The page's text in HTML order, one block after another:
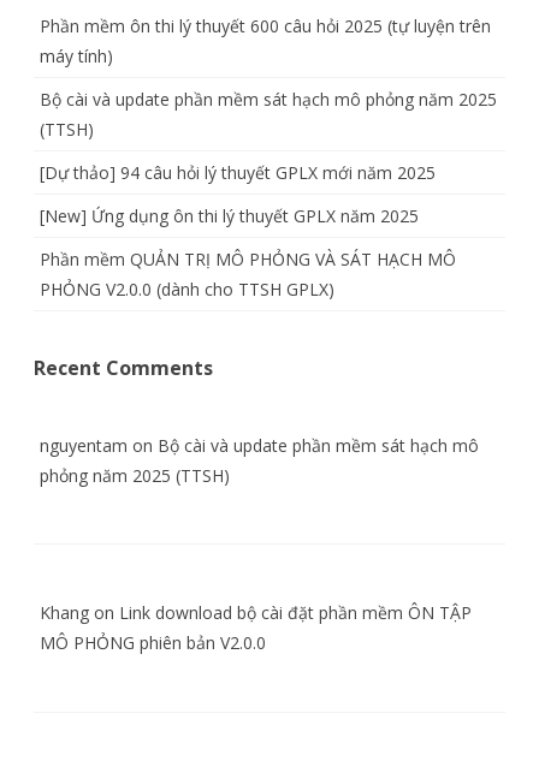
Phần mềm ôn thi lý thuyết 600 câu hỏi 2025 (tự luyện trên
máy tính)
Bộ cài và update phần mềm sát hạch mô phỏng năm 2025
(TTSH)
[Dự thảo] 94 câu hỏi lý thuyết GPLX mới năm 2025
[New] Ứng dụng ôn thi lý thuyết GPLX năm 2025
Phần mềm QUẢN TRỊ MÔ PHỎNG VÀ SÁT HẠCH MÔ
PHỎNG V2.0.0 (dành cho TTSH GPLX)
Recent Comments
nguyentam on Bộ cài và update phần mềm sát hạch mô
phỏng năm 2025 (TTSH)
Khang on Link download bộ cài đặt phần mềm ÔN TẬP
MÔ PHỎNG phiên bản V2.0.0